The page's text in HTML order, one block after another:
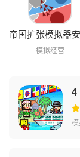
模拟经营
4
模